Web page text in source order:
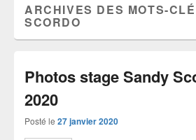
ARCHIVES DES MOTS-
SCORDO
Photos stage Sandy
2020
Posté le 27 janvier 2020